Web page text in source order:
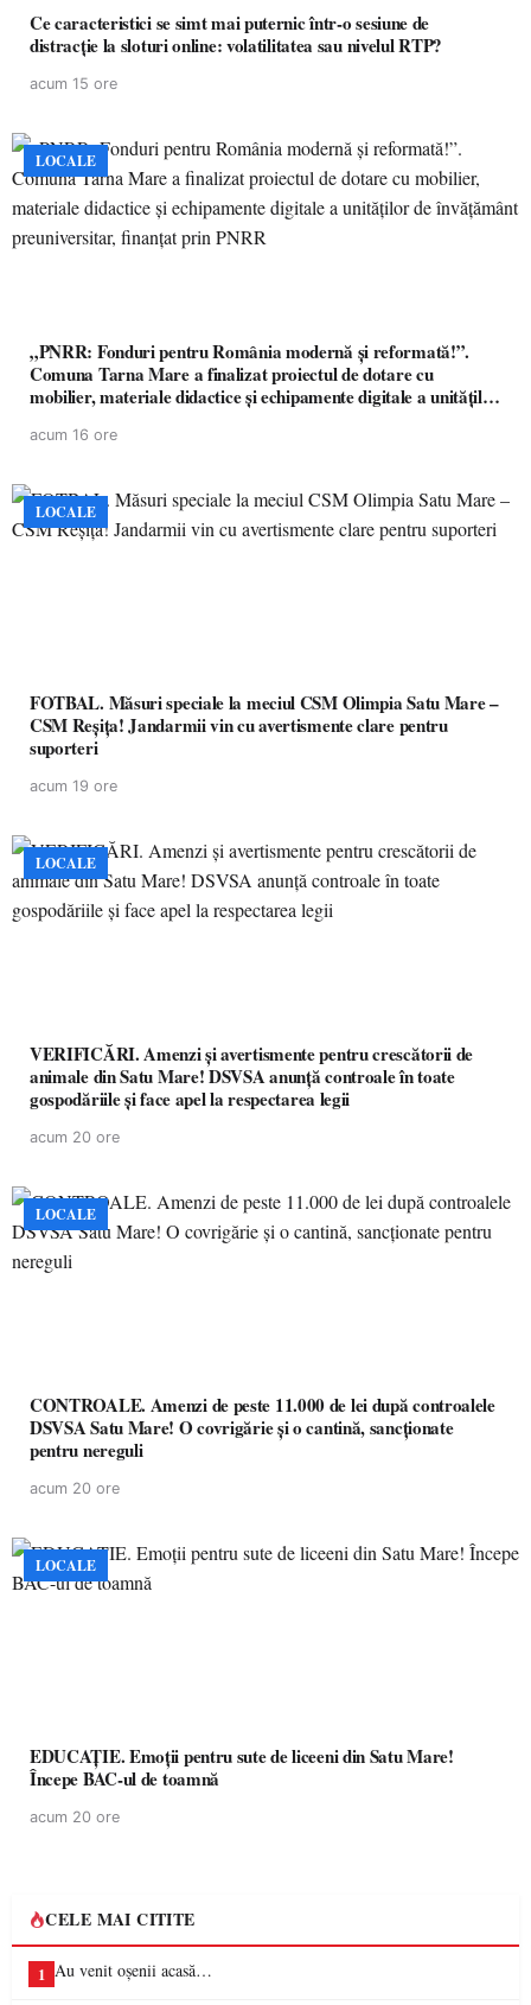
Ce caracteristici se simt mai puternic într-o sesiune de
distracție la sloturi online: volatilitatea sau nivelul RTP?
acum 15 ore
LOCALE
„PNRR: Fonduri pentru România modernă și reformată!”.
Comuna Tarna Mare a finalizat proiectul de dotare cu
mobilier, materiale didactice și echipamente digitale a unităților
acum 16 ore
LOCALE
FOTBAL. Măsuri speciale la meciul CSM Olimpia Satu Mare –
CSM Reșița! Jandarmii vin cu avertismente clare pentru
suporteri
acum 19 ore
LOCALE
VERIFICĂRI. Amenzi și avertismente pentru crescătorii de
animale din Satu Mare! DSVSA anunță controale în toate
gospodăriile și face apel la respectarea legii
acum 20 ore
LOCALE
CONTROALE. Amenzi de peste 11.000 de lei după controalele
DSVSA Satu Mare! O covrigărie și o cantină, sancționate
pentru nereguli
acum 20 ore
LOCALE
EDUCAȚIE. Emoții pentru sute de liceeni din Satu Mare!
Începe BAC-ul de toamnă
acum 20 ore
CELE MAI CITITE
1 Au venit oșenii acasă…